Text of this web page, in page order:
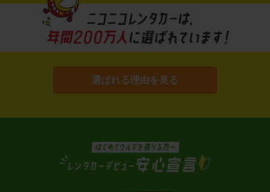
選ばれる理由を見る